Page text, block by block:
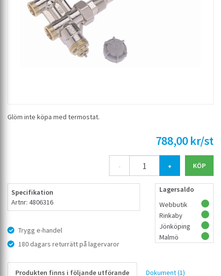
Glöm inte köpa med termostat.
788,00 kr/st
- +
Specifikation
Artnr: 4806316
Trygg e-handel
180 dagars returrätt på lagervaror
Lagersaldo
Webbutik
Rinkaby
Jönköping
Malmö
Produkten finns i följande utförande Dokument (1)